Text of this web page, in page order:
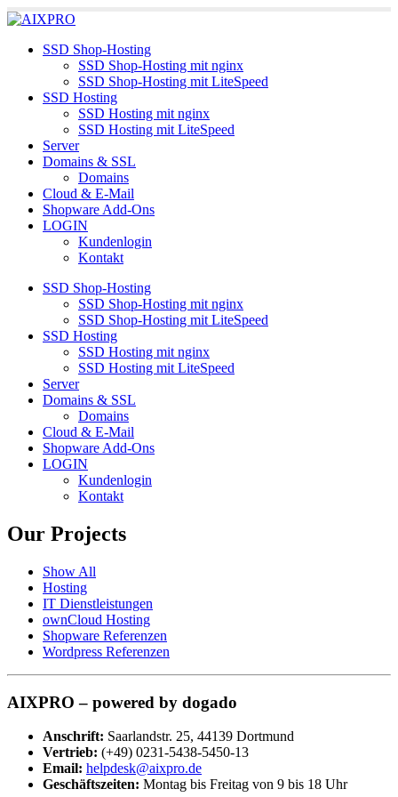
SSD Shop-Hosting
SSD Shop-Hosting mit nginx
SSD Shop-Hosting mit LiteSpeed
SSD Hosting
SSD Hosting mit nginx
SSD Hosting mit LiteSpeed
Server
Domains & SSL
Domains
Cloud & E-Mail
Shopware Add-Ons
LOGIN
Kundenlogin
Kontakt
SSD Shop-Hosting
SSD Shop-Hosting mit nginx
SSD Shop-Hosting mit LiteSpeed
SSD Hosting
SSD Hosting mit nginx
SSD Hosting mit LiteSpeed
Server
Domains & SSL
Domains
Cloud & E-Mail
Shopware Add-Ons
LOGIN
Kundenlogin
Kontakt
Our Projects
Show All
Hosting
IT Dienstleistungen
ownCloud Hosting
Shopware Referenzen
Wordpress Referenzen
AIXPRO – powered by dogado
Anschrift: Saarlandstr. 25, 44139 Dortmund
Vertrieb: (+49) 0231-5438-5450-13
Email: helpdesk@aixpro.de
Geschäftszeiten: Montag bis Freitag von 9 bis 18 Uhr
Datenschutzerklärung Einverstanden